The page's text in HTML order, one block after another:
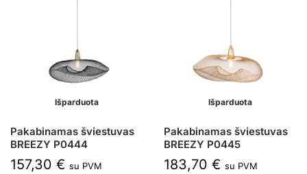
Išparduota
Pakabinamas šviestuvas
BREEZY P0444
157,30 € su PVM
Išparduota
Pakabinamas šviestuvas
BREEZY P0445
183,70 € su PVM